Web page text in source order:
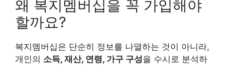
왜 복지멤버십을 꼭 가입해야
할까요?
복지멤버십은 단순히 정보를 나열하는 것이 아니라,
개인의 소득, 재산, 연령, 가구 구성을 수시로 분석하